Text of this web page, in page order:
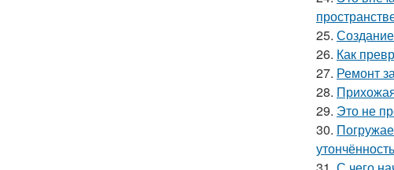
25.
26. Как
27. Ремонт
28.
29. Это не
30.